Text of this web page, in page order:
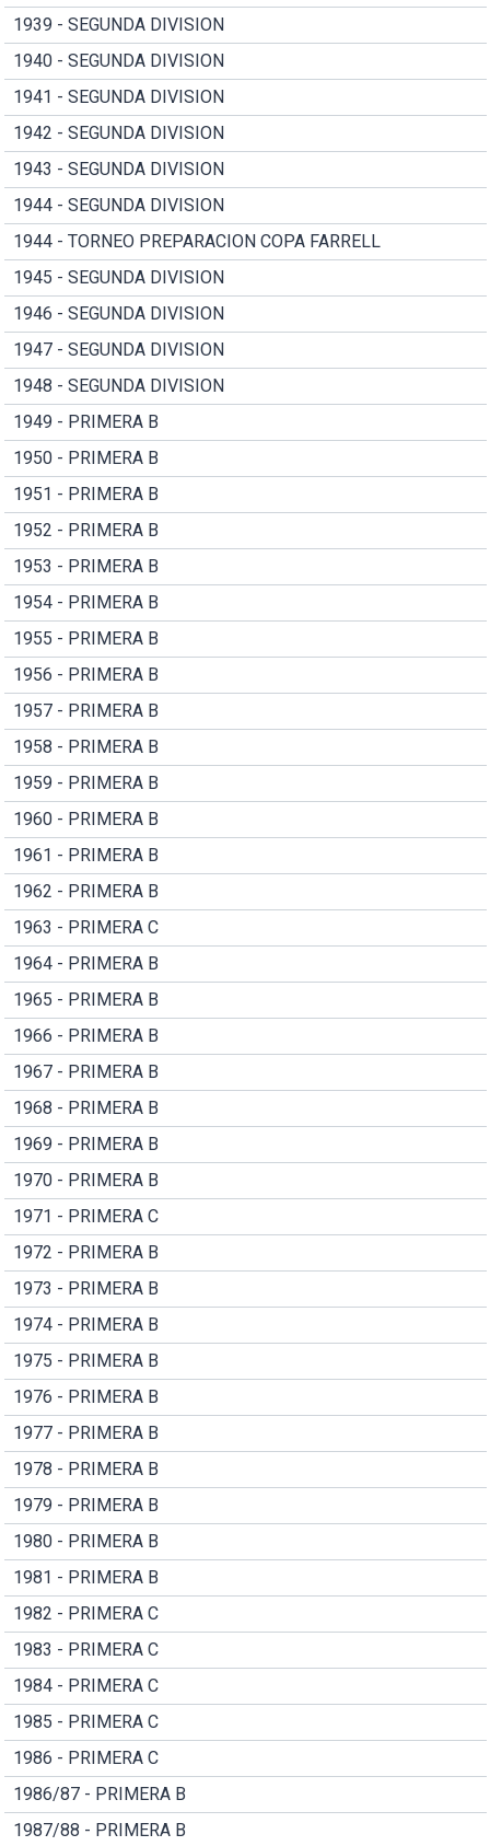
1939 - SEGUNDA DIVISION
1940 - SEGUNDA DIVISION
1941 - SEGUNDA DIVISION
1942 - SEGUNDA DIVISION
1943 - SEGUNDA DIVISION
1944 - SEGUNDA DIVISION
1944 - TORNEO PREPARACION COPA FARRELL
1945 - SEGUNDA DIVISION
1946 - SEGUNDA DIVISION
1947 - SEGUNDA DIVISION
1948 - SEGUNDA DIVISION
1949 - PRIMERA B
1950 - PRIMERA B
1951 - PRIMERA B
1952 - PRIMERA B
1953 - PRIMERA B
1954 - PRIMERA B
1955 - PRIMERA B
1956 - PRIMERA B
1957 - PRIMERA B
1958 - PRIMERA B
1959 - PRIMERA B
1960 - PRIMERA B
1961 - PRIMERA B
1962 - PRIMERA B
1963 - PRIMERA C
1964 - PRIMERA B
1965 - PRIMERA B
1966 - PRIMERA B
1967 - PRIMERA B
1968 - PRIMERA B
1969 - PRIMERA B
1970 - PRIMERA B
1971 - PRIMERA C
1972 - PRIMERA B
1973 - PRIMERA B
1974 - PRIMERA B
1975 - PRIMERA B
1976 - PRIMERA B
1977 - PRIMERA B
1978 - PRIMERA B
1979 - PRIMERA B
1980 - PRIMERA B
1981 - PRIMERA B
1982 - PRIMERA C
1983 - PRIMERA C
1984 - PRIMERA C
1985 - PRIMERA C
1986 - PRIMERA C
1986/87 - PRIMERA B
1987/88 - PRIMERA B